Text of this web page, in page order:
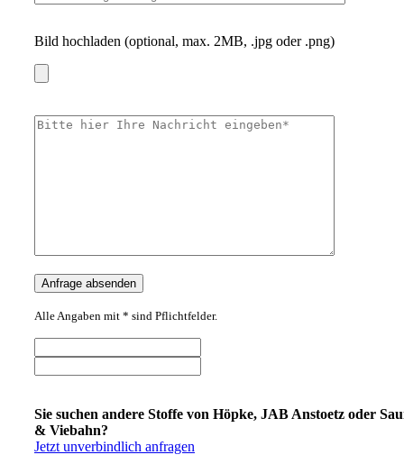
Bild hochladen (optional, max. 2MB, .jpg oder .png)
Alle Angaben mit * sind Pflichtfelder.
Sie suchen andere Stoffe von Höpke, JAB Anstoetz oder
& Viebahn?
Jetzt unverbindlich anfragen